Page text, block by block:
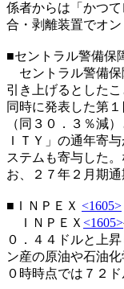
係者からは「かつ
合・剥離装置でオ
■セントラル警備保
セントラル警備保
引き上げるとした
同時に発表した第
（同３０．３％減
ＩＴＹ」の通年寄
ステムも寄与した
お、２７年２月期
■ＩＮＰＥＸ <1605>
ＩＮＰＥＸ <1605>
０．４４ドルと上
ン産の原油や石油
０時時点では７２